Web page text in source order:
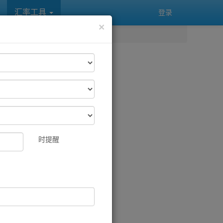
汇率工具 登录
×
时提醒